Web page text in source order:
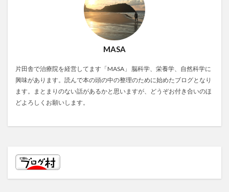
MASA
片田舎で治療院を経営してます「MASA」 脳科学、栄養学、自然科学に
興味があります。読んで本の頭の中の整理のために始めたブログとなり
ます。まとまりのない話があるかと思いますが、どうぞお付き合いのほ
どよろしくお願いします。